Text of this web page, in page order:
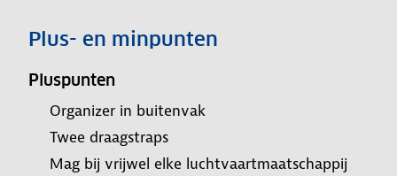
Plus- en minpunten
Pluspunten
Organizer in buitenvak
Twee draagstraps
Mag bij vrijwel elke luchtvaartmaatschappij